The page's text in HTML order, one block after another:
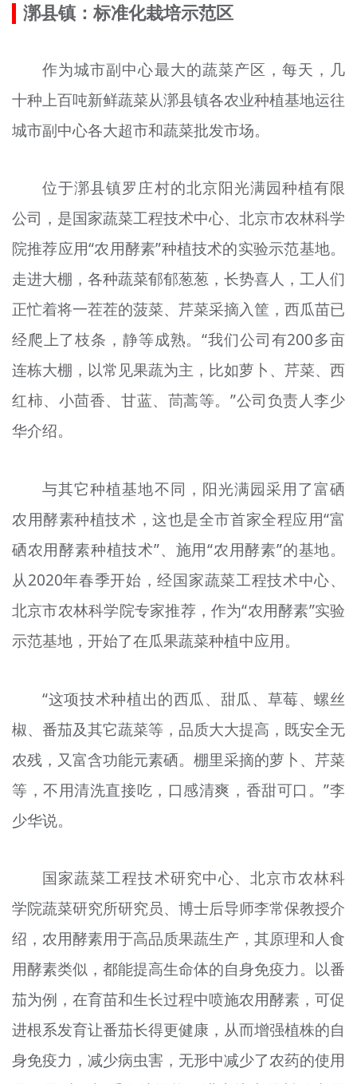
漷县镇：标准化栽培示范区
作为城市副中心最大的蔬菜产区，每天，几
十种上百吨新鲜蔬菜从漷县镇各农业种植基地运往
城市副中心各大超市和蔬菜批发市场。
位于漷县镇罗庄村的北京阳光满园种植有限
公司，是国家蔬菜工程技术中心、北京市农林科学
院推荐应用“农用酵素”种植技术的实验示范基地。
走进大棚，各种蔬菜郁郁葱葱，长势喜人，工人们
正忙着将一茬茬的菠菜、芹菜采摘入筐，西瓜苗已
经爬上了枝条，静等成熟。“我们公司有200多亩
连栋大棚，以常见果蔬为主，比如萝卜、芹菜、西
红柿、小茴香、甘蓝、茼蒿等。”公司负责人李少
华介绍。
与其它种植基地不同，阳光满园采用了富硒
农用酵素种植技术，这也是全市首家全程应用“富
硒农用酵素种植技术”、施用“农用酵素”的基地。
从2020年春季开始，经国家蔬菜工程技术中心、
北京市农林科学院专家推荐，作为“农用酵素”实验
示范基地，开始了在瓜果蔬菜种植中应用。
“这项技术种植出的西瓜、甜瓜、草莓、螺丝
椒、番茄及其它蔬菜等，品质大大提高，既安全无
农残，又富含功能元素硒。棚里采摘的萝卜、芹菜
等，不用清洗直接吃，口感清爽，香甜可口。”李
少华说。
国家蔬菜工程技术研究中心、北京市农林科
学院蔬菜研究所研究员、博士后导师李常保教授介
绍，农用酵素用于高品质果蔬生产，其原理和人食
用酵素类似，都能提高生命体的自身免疫力。以番
茄为例，在育苗和生长过程中喷施农用酵素，可促
进根系发育让番茄长得更健康，从而增强植株的自
身免疫力，减少病虫害，无形中减少了农药的使用